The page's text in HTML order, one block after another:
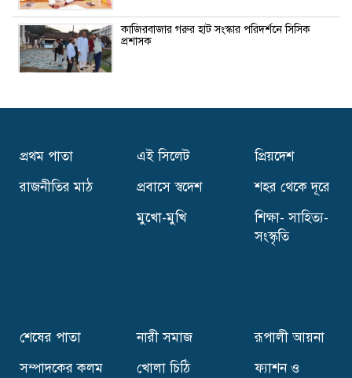
কাজিরবাজার গরুর হাট সংস্কার পরিদর্শনে সিসিক
প্রশাসক
বাণিজ্যমন্ত্রী
সিলেটে শিল্পী হ্যারল্ড রশীদের একক চিত্র প্রদর্শনীর
খালেদা জিয়াকে‘অতি গুরুত্বপূর্ণ ব্যক্তি’ ঘোষণা
ইলিয়াসপত্নী লুনার সঙ্গে লড়তে চান যারা
প্রথম পাতা
রাজনীতির মাঠ
এই সিলেট
প্রবাসে স্বদেশ
মুখো-মুখি
প্রিয়দেশ
শহর থেকে দূরে
শিক্ষা- সাহিত্য-
সংস্কৃতি
শেষের পাতা
সম্পাদকের কলম
নারী সমাজ
খোলা চিঠি
রূপালী আয়না
ফ্যাশন ও